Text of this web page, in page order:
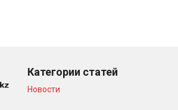
Категории статей
Новости